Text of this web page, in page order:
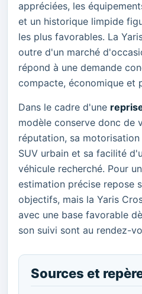
appréciées, les
et un historique limpide
les plus favorables. La
outre d'un marché
répond à une demande
compacte, économique et
Dans le cadre d'une
modèle conserve donc de
réputation, sa
SUV urbain et sa facilité
véhicule recherché. Pour
estimation précise repose
objectifs, mais la Yaris
avec une base favorable
son suivi sont au rendez-
Sources et